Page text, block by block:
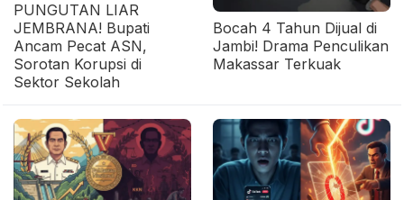
PUNGUTAN LIAR
JEMBRANA! Bupati
Ancam Pecat ASN,
Sorotan Korupsi di
Sektor Sekolah
Bocah 4 Tahun Dijual di
Jambi! Drama Penculikan
Makassar Terkuak